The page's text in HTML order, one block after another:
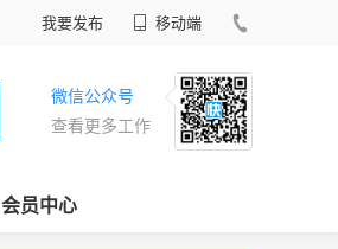
我要发布 移动端
微信公众号
查看更多工作
会员中心